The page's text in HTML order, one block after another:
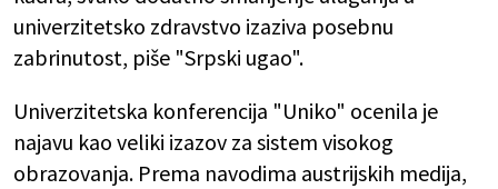
univerzitetsko zdravstvo izaziva posebnu
zabrinutost, piše "Srpski ugao".
Univerzitetska konferencija "Uniko" ocenila je
najavu kao veliki izazov za sistem visokog
obrazovanja. Prema navodima austrijskih medija,